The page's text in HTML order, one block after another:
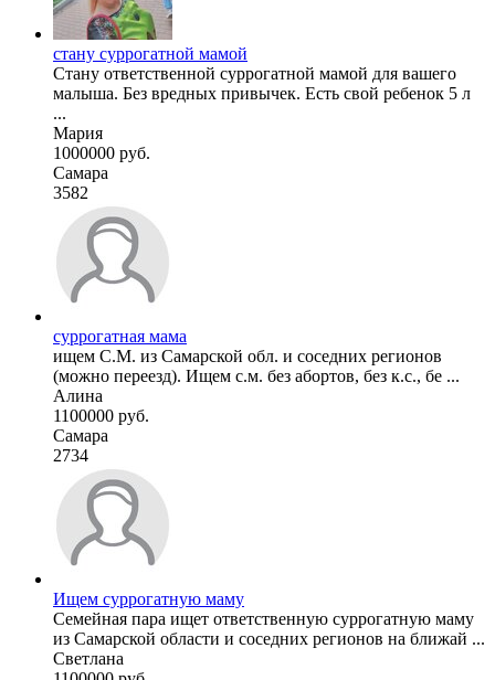
стану суррогатной мамой
Стану ответственной суррогатной мамой для вашего
малыша. Без вредных привычек. Есть свой ребенок 5 л
...
Мария
1000000 руб.
Самара
3582
суррогатная мама
ищем С.М. из Самарской обл. и соседних регионов
(можно переезд). Ищем с.м. без абортов, без к.с., бе ...
Алина
1100000 руб.
Самара
2734
Ищем суррогатную маму
Семейная пара ищет ответственную суррогатную маму
из Самарской области и соседних регионов на ближай ...
Светлана